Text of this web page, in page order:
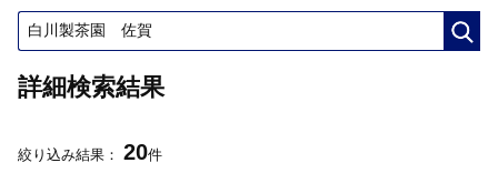
詳細検索結果
絞り込み結果： 20件